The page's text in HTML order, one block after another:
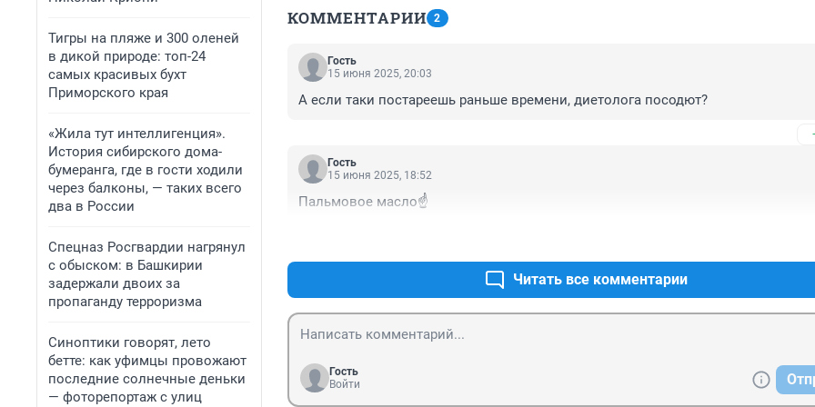
Тигры на пляже и 300 оленей
в дикой природе: топ-24
самых красивых бухт
Приморского края
«Жила тут интеллигенция».
История сибирского дома-
бумеранга, где в гости ходили
через балконы, — таких всего
два в России
Спецназ Росгвардии нагрянул
с обыском: в Башкирии
задержали двоих за
пропаганду терроризма
Синоптики говорят, лето
бетте: как уфимцы провожают
последние солнечные деньки
— фоторепортаж с улиц
КОММЕНТАРИИ 2
Гость
15 июня 2025, 20:03
А если таки постареешь раньше времени, диетолога посодют?
Гость
15 июня 2025, 18:52
Пальмовое масло☝️
Читать все комментарии
Гость
Войти